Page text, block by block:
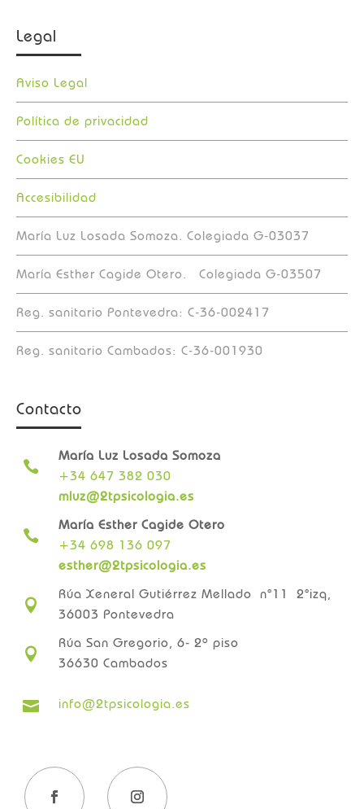
Legal
Aviso Legal
Política de privacidad
Cookies EU
Accesibilidad
María Luz Losada Somoza. Colegiada G-03037
María Esther Cagide Otero. Colegiada G-03507
Reg. sanitario Pontevedra: C-36-002417
Reg. sanitario Cambados: C-36-001930
Contacto

María Luz Losada Somoza
+34 647 382 030
mluz@2tpsicologia.es

María Esther Cagide Otero
+34 698 136 097
esther@2tpsicologia.es

Rúa Xeneral Gutiérrez Mellado n°11 2°izq,
36003 Pontevedra

Rúa San Gregorio, 6- 2º piso
36630 Cambados
 info@2tpsicologia.es